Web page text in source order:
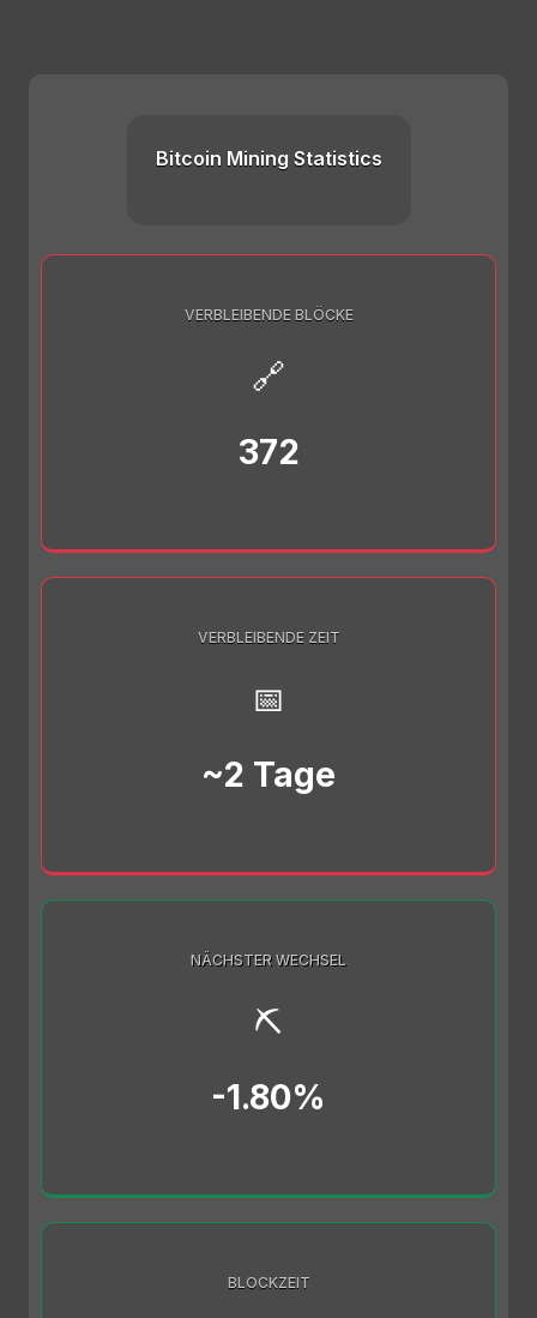
Bitcoin Mining Statistics
VERBLEIBENDE BLÖCKE
🔗
372
VERBLEIBENDE ZEIT
📅
~2 Tage
NÄCHSTER WECHSEL
⛏️
-1.80%
BLOCKZEIT